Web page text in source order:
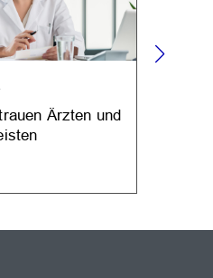
Ärzten und